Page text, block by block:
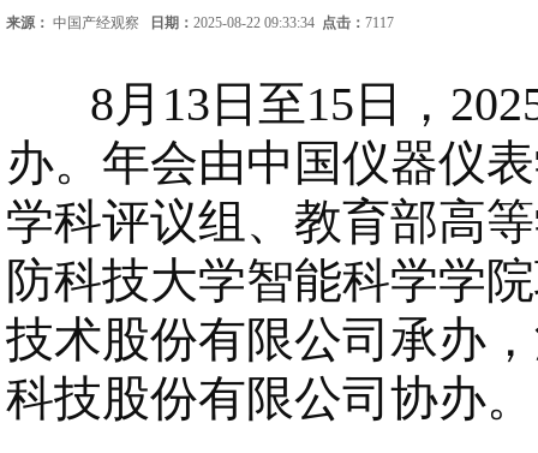
来源： 中国产经观察 日期： 2025-08-22 09:33:34 点击： 7117
8月13日至15日，
办。年会由中国仪器仪
学科评议组、教育部高
防科技大学智能科学学
技术股份有限公司承办
科技股份有限公司协办。